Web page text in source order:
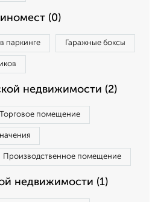
(0)
паркинге Гаражные боксы
недвижимости (2)
Торговое помещение
Производственное помещение
недвижимости (1)